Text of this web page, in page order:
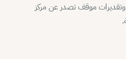
وتقديرات موقف تصدر عن مركز